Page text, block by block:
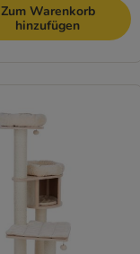
Zum Warenkorb
hinzufügen